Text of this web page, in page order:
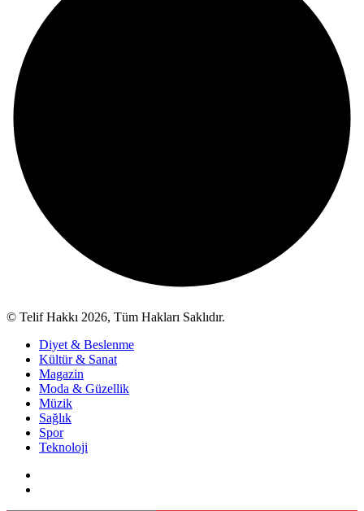
© Telif Hakkı 2026, Tüm Hakları Saklıdır.
Diyet & Beslenme
Kültür & Sanat
Magazin
Moda & Güzellik
Müzik
Sağlık
Spor
Teknoloji